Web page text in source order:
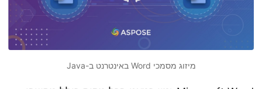
מיזוג מסמכי Word באינטרנט ב-Java